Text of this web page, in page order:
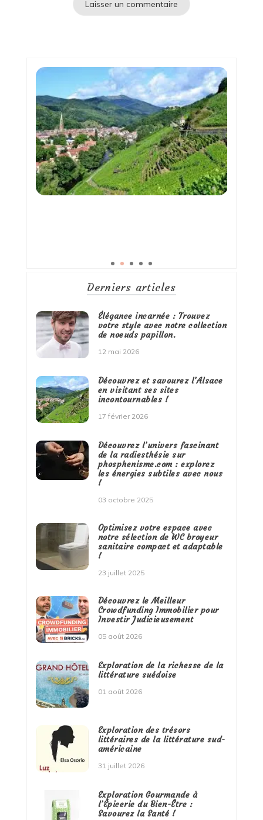
Derniers articles
Élégance incarnée : Trouvez
votre style avec notre collection
de noeuds papillon.
12 mai 2026
Découvrez et savourez l’Alsace
en visitant ses sites
incontournables !
17 février 2026
Découvrez l’univers fascinant
de la radiesthésie sur
phosphenisme.com : explorez
les énergies subtiles avec nous
!
03 octobre 2025
Optimisez votre espace avec
notre sélection de WC broyeur
sanitaire compact et adaptable
!
23 juillet 2025
Découvrez le Meilleur
Crowdfunding Immobilier pour
Investir Judicieusement
05 août 2026
Exploration de la richesse de la
littérature suédoise
01 août 2026
Exploration des trésors
littéraires de la littérature sud-
américaine
31 juillet 2026
Exploration Gourmande à
l’Épicerie du Bien-Être :
Savourez la Santé !